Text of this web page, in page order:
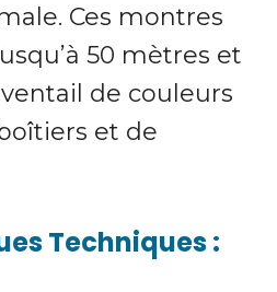
Ces montres
50 mètres et
de couleurs
et de
Techniques :